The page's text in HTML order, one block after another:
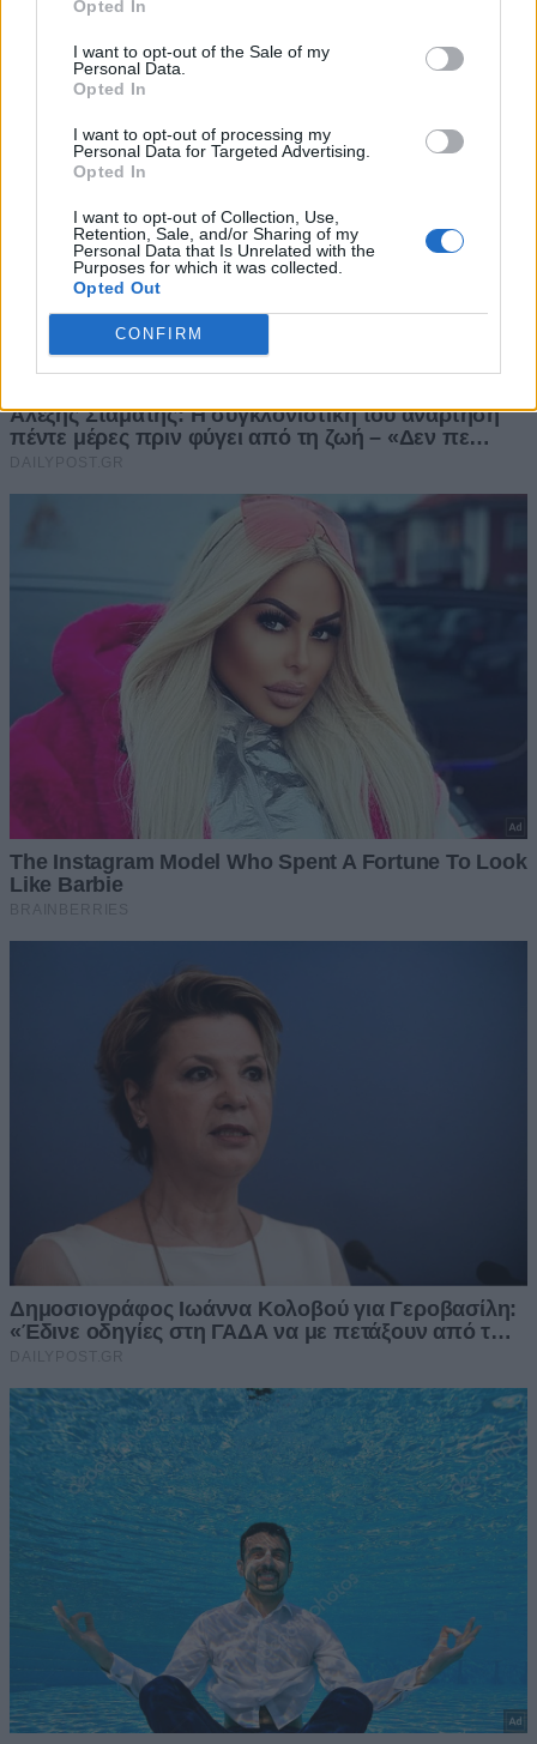
Opted In
I want to opt-out of the Sale of my
Personal Data.
Opted In
I want to opt-out of processing my
Personal Data for Targeted Advertising.
Opted In
I want to opt-out of Collection, Use,
Retention, Sale, and/or Sharing of my
Personal Data that Is Unrelated with the
Purposes for which it was collected.
Opted Out
CONFIRM